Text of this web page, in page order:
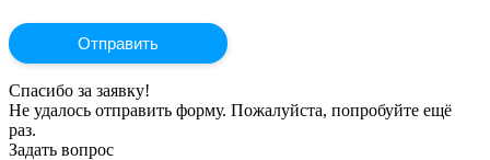
Спасибо за заявку!
Не удалось отправить форму. Пожалуйста, попробуйте ещё
раз.
Задать вопрос